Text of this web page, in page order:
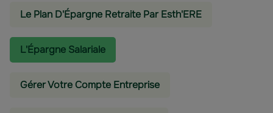
Le Plan D'Épargne Retraite Par Esth'ERE
L'épargne Salariale
Gérer Votre Compte Entreprise